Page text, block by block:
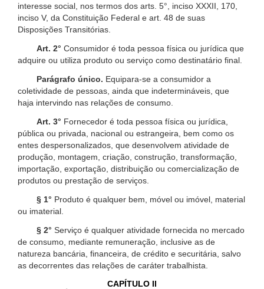
interesse social, nos termos dos arts. 5°, inciso XXXII, 170,
inciso V, da Constituição Federal e art. 48 de suas
Disposições Transitórias.
Art. 2° Consumidor é toda pessoa física ou jurídica que
adquire ou utiliza produto ou serviço como destinatário final.
Parágrafo único. Equipara-se a consumidor a
coletividade de pessoas, ainda que indetermináveis, que
haja intervindo nas relações de consumo.
Art. 3° Fornecedor é toda pessoa física ou jurídica,
pública ou privada, nacional ou estrangeira, bem como os
entes despersonalizados, que desenvolvem atividade de
produção, montagem, criação, construção, transformação,
importação, exportação, distribuição ou comercialização de
produtos ou prestação de serviços.
§ 1° Produto é qualquer bem, móvel ou imóvel, material
ou imaterial.
§ 2° Serviço é qualquer atividade fornecida no mercado
de consumo, mediante remuneração, inclusive as de
natureza bancária, financeira, de crédito e securitária, salvo
as decorrentes das relações de caráter trabalhista.
CAPÍTULO II